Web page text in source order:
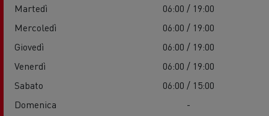
Martedì
06:00 / 19:00
Mercoledì
06:00 / 19:00
Giovedì
06:00 / 19:00
Venerdì
06:00 / 19:00
Sabato
06:00 / 15:00
Domenica
-